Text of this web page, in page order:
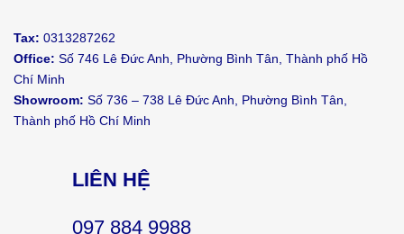
Tax: 0313287262
Office: Số 746 Lê Đức Anh, Phường Bình Tân, Thành phố Hồ
Chí Minh
Showroom: Số 736 – 738 Lê Đức Anh, Phường Bình Tân,
Thành phố Hồ Chí Minh
LIÊN HỆ
097 884 9988